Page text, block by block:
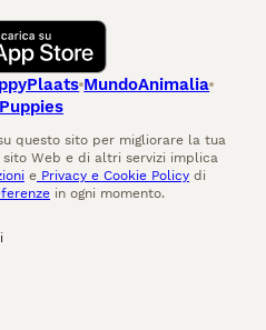
MundoAnimalia
questo sito per migliorare la tua
Web e di altri servizi implica
e Privacy e Cookie Policy di
in ogni momento.